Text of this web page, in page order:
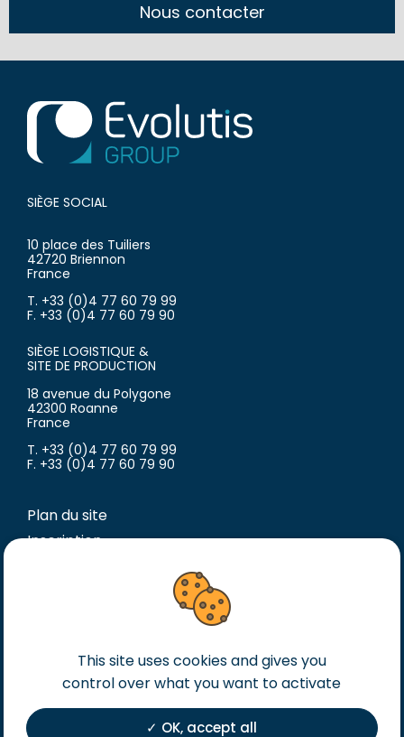
Nous contacter
SIÈGE SOCIAL
10 place des Tuiliers
42720 Briennon
France
T. +33 (0)4 77 60 79 99
F. +33 (0)4 77 60 79 90
SIÈGE LOGISTIQUE &
SITE DE PRODUCTION
18 avenue du Polygone
42300 Roanne
France
T. +33 (0)4 77 60 79 99
F. +33 (0)4 77 60 79 90
Plan du site
Inscription
Conditions générales de vente
Conditions générales d’achat
CookiesThis site uses cookies and gives you
control over what you want to activate
OK, accept all